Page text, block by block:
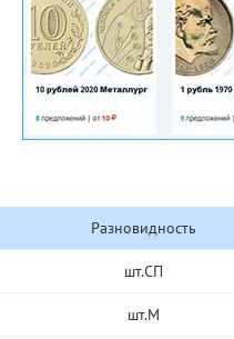
Разновидность
шт.СП
шт.М